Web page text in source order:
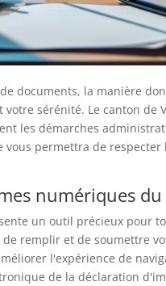
documents, la manière
sérénité. Le canton
les démarches
permettra de
numériques
un outil précieux pour
remplir et de soumettre
l'expérience de
de la déclaration